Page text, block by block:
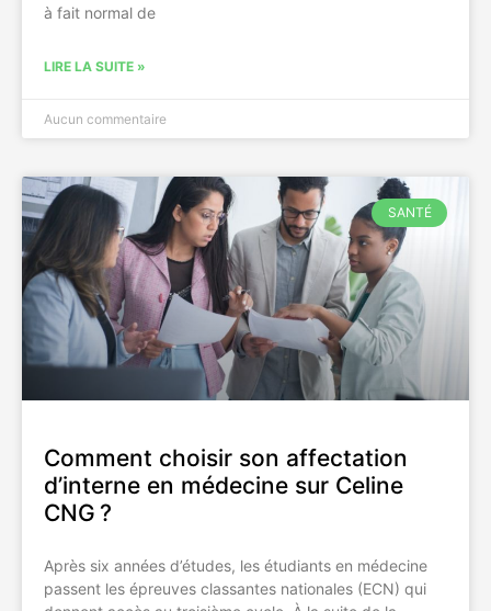
à fait normal de
LIRE LA SUITE »
Aucun commentaire
SANTÉ
Comment choisir son affectation
d’interne en médecine sur Celine
CNG ?
Après six années d’études, les étudiants en médecine
passent les épreuves classantes nationales (ECN) qui